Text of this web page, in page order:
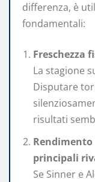
differenza, è
fondamentali:
Freschezza
La stagione
Disputare
risultati
principali
Se Sinner e